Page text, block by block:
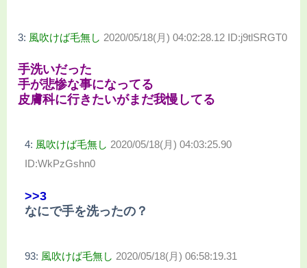
3: 風吹けば毛無し 2020/05/18(月) 04:02:28.12 ID:j9tlSRGT0
手洗いだった
手が悲惨な事になってる
皮膚科に行きたいがまだ我慢してる
4: 風吹けば毛無し 2020/05/18(月) 04:03:25.90
ID:WkPzGshn0
>>3
なにで手を洗ったの？
93: 風吹けば毛無し 2020/05/18(月) 06:58:19.31